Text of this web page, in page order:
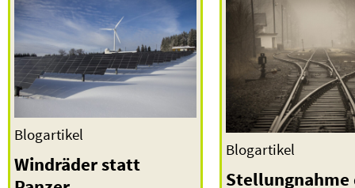
Blogartikel
Windräder statt
Blogartikel
Stellungnahme